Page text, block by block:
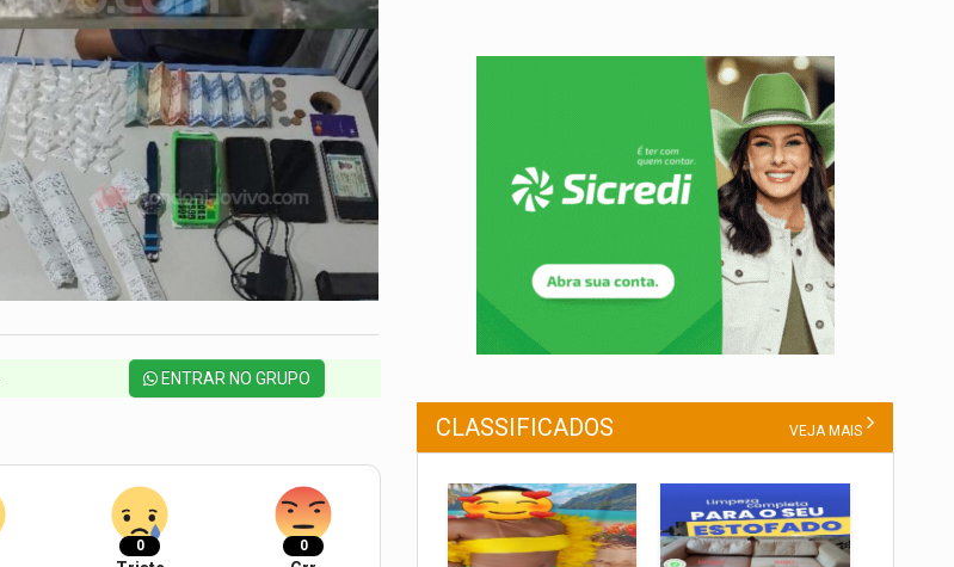
ENTRAR NO GRUPO
0 0
CLASSIFICADOS VEJA MAIS